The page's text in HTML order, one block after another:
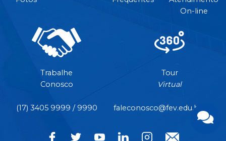
On-line
Trabalhe
Conosco
Tour
Virtual
(17) 3405 9999 / 9990 faleconosco@fev.edu.br